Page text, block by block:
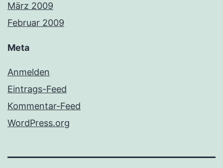
März 2009
Februar 2009
Meta
Anmelden
Eintrags-Feed
Kommentar-Feed
WordPress.org